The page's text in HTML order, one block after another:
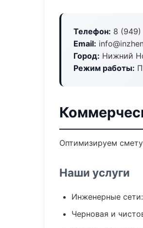
Телефон: 8
Email:
Город: Нижний
Режим работы:
Оптимизируем
Наши услуги
Инженерные
Черновая и